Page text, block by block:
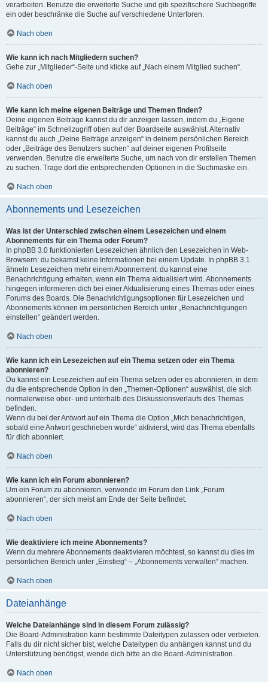
verarbeiten. Benutze die erweiterte Suche und gib spezifischere Suchbegriffe
ein oder beschränke die Suche auf verschiedene Unterforen.
Nach oben
Wie kann ich nach Mitgliedern suchen?
Gehe zur „Mitglieder“-Seite und klicke auf „Nach einem Mitglied suchen“.
Nach oben
Wie kann ich meine eigenen Beiträge und Themen finden?
Deine eigenen Beiträge kannst du dir anzeigen lassen, indem du „Eigene
Beiträge“ im Schnellzugriff oben auf der Boardseite auswählst. Alternativ
kannst du auch „Deine Beiträge anzeigen“ in deinem persönlichen Bereich
oder „Beiträge des Benutzers suchen“ auf deiner eigenen Profilseite
verwenden. Benutze die erweiterte Suche, um nach von dir erstellen Themen
zu suchen. Trage dort die entsprechenden Optionen in die Suchmaske ein.
Nach oben
Abonnements und Lesezeichen
Was ist der Unterschied zwischen einem Lesezeichen und einem
Abonnements für ein Thema oder Forum?
In phpBB 3.0 funktionierten Lesezeichen ähnlich den Lesezeichen in Web-
Browsern: du bekamst keine Informationen bei einem Update. In phpBB 3.1
ähneln Lesezeichen mehr einem Abonnement: du kannst eine
Benachrichtigung erhalten, wenn ein Thema aktualisiert wird. Abonnements
hingegen informieren dich bei einer Aktualisierung eines Themas oder eines
Forums des Boards. Die Benachrichtigungsoptionen für Lesezeichen und
Abonnements können im persönlichen Bereich unter „Benachrichtigungen
einstellen“ geändert werden.
Nach oben
Wie kann ich ein Lesezeichen auf ein Thema setzen oder ein Thema
abonnieren?
Du kannst ein Lesezeichen auf ein Thema setzen oder es abonnieren, in dem
du die entsprechende Option in den „Themen-Optionen“ auswählst, die sich
normalerweise ober- und unterhalb des Diskussionsverlaufs des Themas
befinden.
Wenn du bei der Antwort auf ein Thema die Option „Mich benachrichtigen,
sobald eine Antwort geschrieben wurde“ aktivierst, wird das Thema ebenfalls
für dich abonniert.
Nach oben
Wie kann ich ein Forum abonnieren?
Um ein Forum zu abonnieren, verwende im Forum den Link „Forum
abonnieren“, der sich meist am Ende der Seite befindet.
Nach oben
Wie deaktiviere ich meine Abonnements?
Wenn du mehrere Abonnements deaktivieren möchtest, so kannst du dies im
persönlichen Bereich unter „Einstieg“ – „Abonnements verwalten“ machen.
Nach oben
Dateianhänge
Welche Dateianhänge sind in diesem Forum zulässig?
Die Board-Administration kann bestimmte Dateitypen zulassen oder verbieten.
Falls du dir nicht sicher bist, welche Dateitypen du anhängen kannst und du
Unterstützung benötigst, wende dich bitte an die Board-Administration.
Nach oben